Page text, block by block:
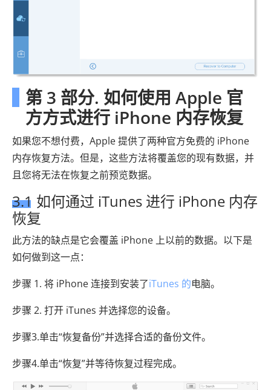
第 3 部分. 如何使用 Apple 官
方方式进行 iPhone 内存恢复
如果您不想付费，Apple 提供了两种官方免费的 iPhone
内存恢复方法。但是，这些方法将覆盖您的现有数据，并
且您将无法在恢复之前预览数据。
3.1 如何通过 iTunes 进行 iPhone 内存
恢复
此方法的缺点是它会覆盖 iPhone 上以前的数据。以下是
如何做到这一点：
步骤 1. 将 iPhone 连接到安装了iTunes 的电脑。
步骤 2. 打开 iTunes 并选择您的设备。
步骤3.单击“恢复备份”并选择合适的备份文件。
步骤4.单击“恢复”并等待恢复过程完成。